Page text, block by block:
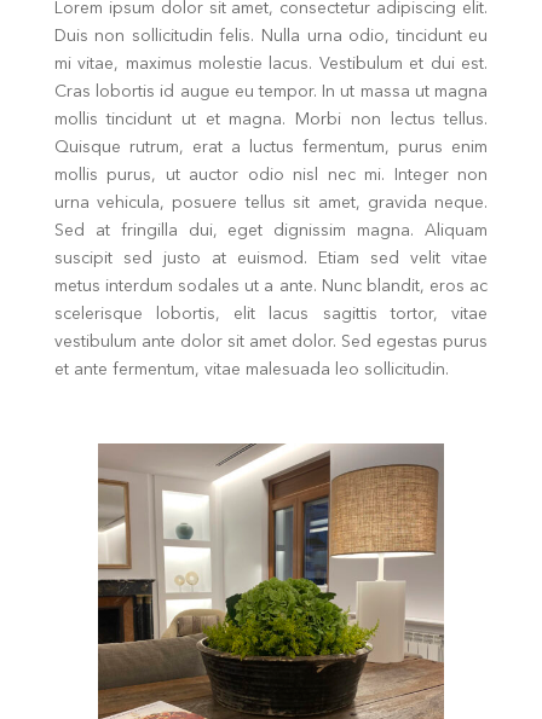
Lorem ipsum dolor sit amet, consectetur adipiscing elit.
Duis non sollicitudin felis. Nulla urna odio, tincidunt eu
mi vitae, maximus molestie lacus. Vestibulum et dui est.
Cras lobortis id augue eu tempor. In ut massa ut magna
mollis tincidunt ut et magna. Morbi non lectus tellus.
Quisque rutrum, erat a luctus fermentum, purus enim
mollis purus, ut auctor odio nisl nec mi. Integer non
urna vehicula, posuere tellus sit amet, gravida neque.
Sed at fringilla dui, eget dignissim magna. Aliquam
suscipit sed justo at euismod. Etiam sed velit vitae
metus interdum sodales ut a ante. Nunc blandit, eros ac
scelerisque lobortis, elit lacus sagittis tortor, vitae
vestibulum ante dolor sit amet dolor. Sed egestas purus
et ante fermentum, vitae malesuada leo sollicitudin.